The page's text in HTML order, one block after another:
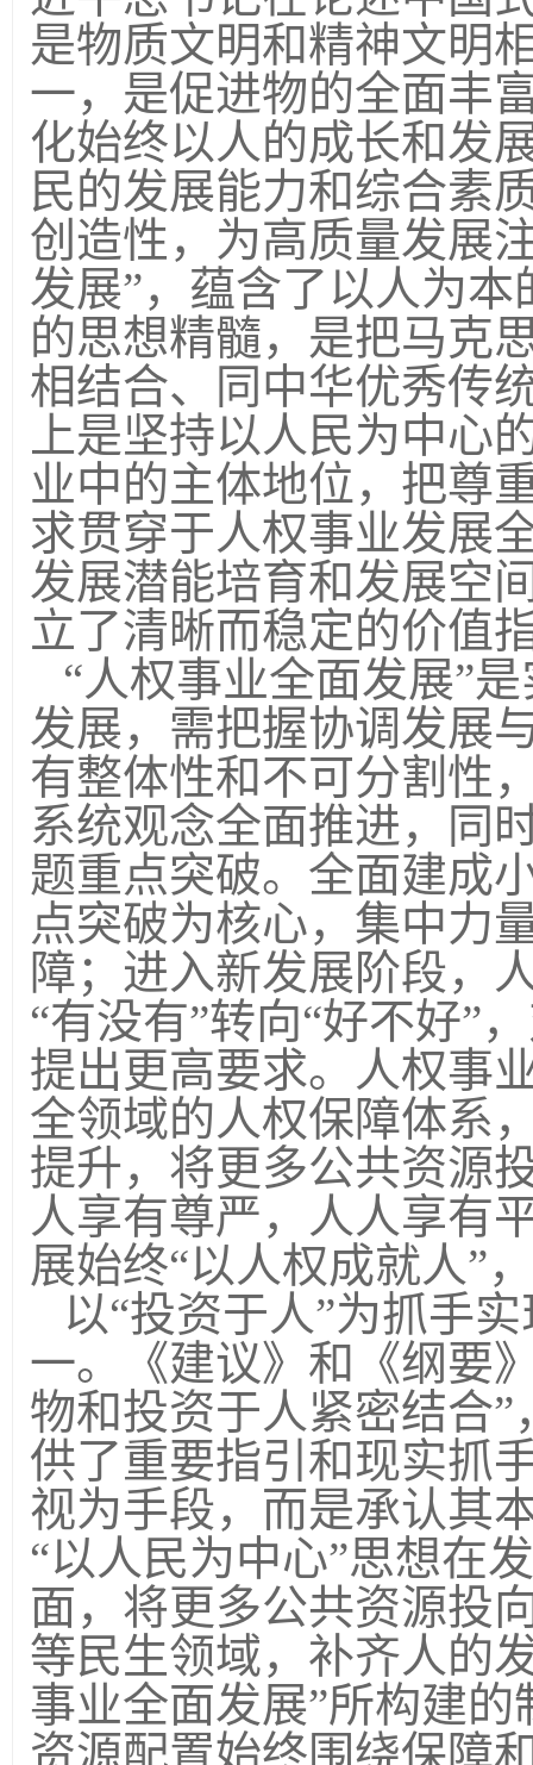
是物质文明和精神文明
一，是促进物的全面丰
化始终以人的成长和发
民的发展能力和综合素
创造性，为高质量发展
发展”，蕴含了以人为
的思想精髓，是把马克
相结合、同中华优秀传
上是坚持以人民为中心
业中的主体地位，把尊
求贯穿于人权事业发展
发展潜能培育和发展空
立了清晰而稳定的价值
“人权事业全面发展”
发展，需把握协调发展
有整体性和不可分割性
系统观念全面推进，同
题重点突破。全面建成
点突破为核心，集中力
障；进入新发展阶段，
“有没有”转向“好不好”
提出更高要求。人权事
全领域的人权保障体系
提升，将更多公共资源
人享有尊严，人人享有
展始终“以人权成就人”
以“投资于人”为抓手
一。《建议》和《纲要
物和投资于人紧密结合
供了重要指引和现实抓
视为手段，而是承认其
“以人民为中心”思想在
面，将更多公共资源投
等民生领域，补齐人的
事业全面发展”所构建
资源配置始终围绕保障